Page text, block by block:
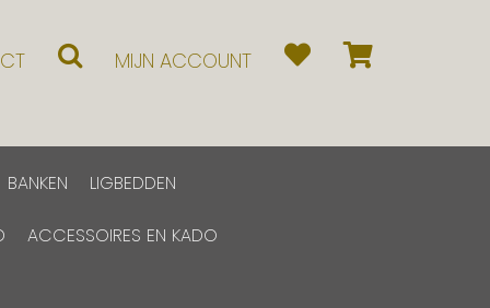
MIJN ACCOUNT
BANKEN LIGBEDDEN
ACCESSOIRES EN KADO